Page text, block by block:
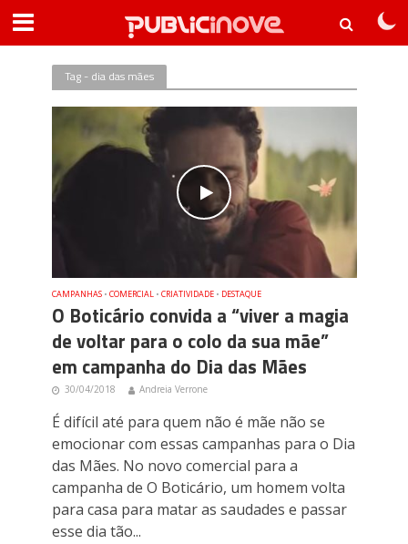
Tag - dia das mães
CAMPANHAS • COMERCIAL • CRIATIVIDADE • DESTAQUE
O Boticário convida a “viver a magia
de voltar para o colo da sua mãe”
em campanha do Dia das Mães
30/04/2018 Andreia Verrone
É difícil até para quem não é mãe não se
emocionar com essas campanhas para o Dia
das Mães. No novo comercial para a
campanha de O Boticário, um homem volta
para casa para matar as saudades e passar
esse dia tão...